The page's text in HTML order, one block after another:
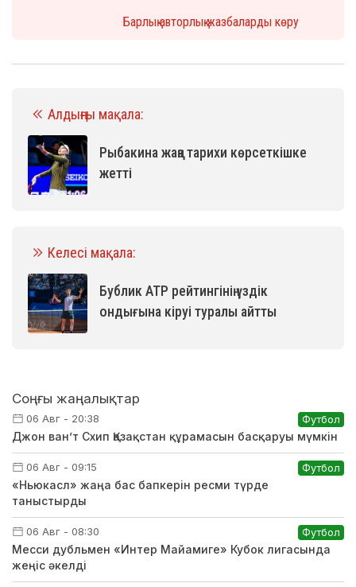
Барлық авторлық жазбаларды көру
Алдыңғы мақала:
Рыбакина жаңа тарихи көрсеткішке
жетті
Келесі мақала:
Бублик ATP рейтингінің үздік
ондығына кіруі туралы айтты
Соңғы жаңалықтар
06 Авг - 20:38 Футбол
Джон ван’т Схип Қазақстан құрамасын басқаруы мүмкін
06 Авг - 09:15 Футбол
«Ньюкасл» жаңа бас бапкерін ресми түрде
таныстырды
06 Авг - 08:30 Футбол
Месси дубльмен «Интер Майамиге» Кубок лигасында
жеңіс әкелді